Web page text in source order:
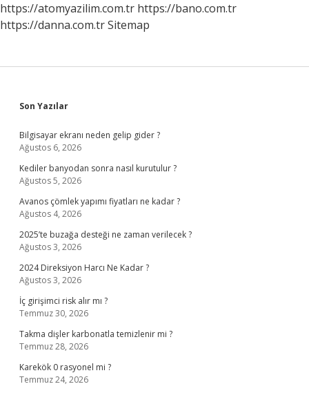
https://atomyazilim.com.tr https://bano.com.tr
https://danna.com.trSitemap
Sidebar
Son Yazılar
Bilgisayar ekranı neden gelip gider ?
Ağustos 6, 2026
Kediler banyodan sonra nasıl kurutulur ?
Ağustos 5, 2026
Avanos çömlek yapımı fiyatları ne kadar ?
Ağustos 4, 2026
2025’te buzağa desteği ne zaman verilecek ?
Ağustos 3, 2026
2024 Direksiyon Harcı Ne Kadar ?
Ağustos 3, 2026
İç girişimci risk alır mı ?
Temmuz 30, 2026
Takma dişler karbonatla temizlenir mi ?
Temmuz 28, 2026
Karekök 0 rasyonel mi ?
Temmuz 24, 2026